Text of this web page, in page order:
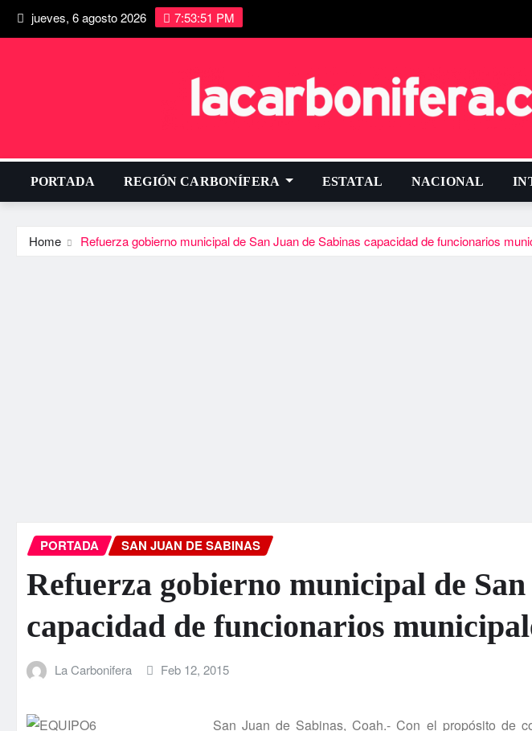
jueves, 6 agosto 2026 7:53:52 PM
PORTADA REGIÓN CARBONÍFERA ESTATAL NACIONAL
Home Refuerza gobierno municipal de San Juan de Sabinas capacidad de funcionarios
PORTADA SAN JUAN DE SABINAS
Refuerza gobierno municipal de
capacidad de funcionarios
La Carbonifera Feb 12, 2015
San Juan de Sabinas, Coah.- Con el propósito de